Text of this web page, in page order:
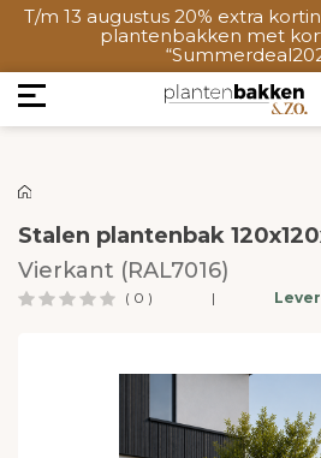
T/m 13 augustus 20% extra
plantenbakken met
Stalen plantenbak
Vierkant (RAL7016)
( 0 ) |